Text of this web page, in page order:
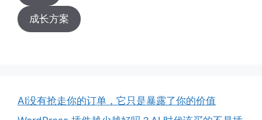
成长方案
AI没有抢走你的订单，它只是暴露了你的价值